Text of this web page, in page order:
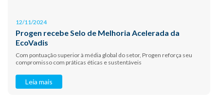
12/11/2024
Progen recebe Selo de Melhoria Acelerada da
EcoVadis
Com pontuação superior à média global do setor, Progen reforça seu
compromisso com práticas éticas e sustentáveis
Leia mais